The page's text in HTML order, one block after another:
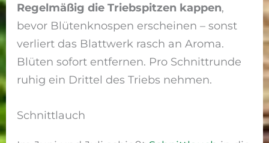
Regelmäßig die Triebspitzen kappen,
bevor Blütenknospen erscheinen – sonst
verliert das Blattwerk rasch an Aroma.
Blüten sofort entfernen. Pro Schnittrunde
ruhig ein Drittel des Triebs nehmen.
Schnittlauch